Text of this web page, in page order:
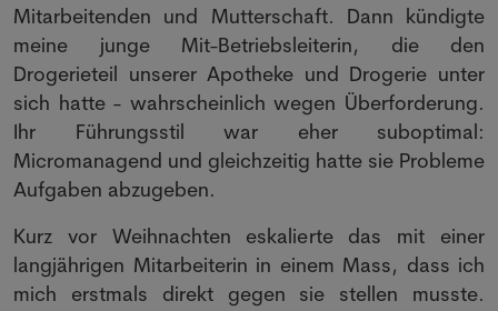
Mitarbeitenden und Mutterschaft. Dann kündigte
meine junge Mit-Betriebsleiterin, die den
Drogerieteil unserer Apotheke und Drogerie unter
sich hatte - wahrscheinlich wegen Überforderung.
Ihr Führungsstil war eher suboptimal:
Micromanagend und gleichzeitig hatte sie Probleme
Aufgaben abzugeben.
Kurz vor Weihnachten eskalierte das mit einer
langjährigen Mitarbeiterin in einem Mass, dass ich
mich erstmals direkt gegen sie stellen musste.